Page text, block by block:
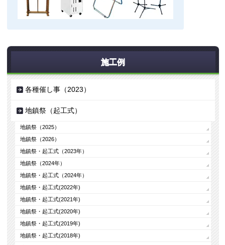
施工例
各種催し事（2023）
地鎮祭（起工式）
地鎮祭（2025）
地鎮祭（2026）
地鎮祭・起工式（2023年）
地鎮祭（2024年）
地鎮祭・起工式（2024年）
地鎮祭・起工式(2022年)
地鎮祭・起工式(2021年)
地鎮祭・起工式(2020年)
地鎮祭・起工式(2019年)
地鎮祭・起工式(2018年)